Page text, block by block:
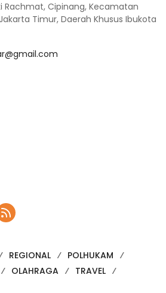
Rachmat, Cipinang, Kecamatan
Timur, Daerah Khusus Ibukota
REGIONAL
POLHUKAM
OLAHRAGA
TRAVEL